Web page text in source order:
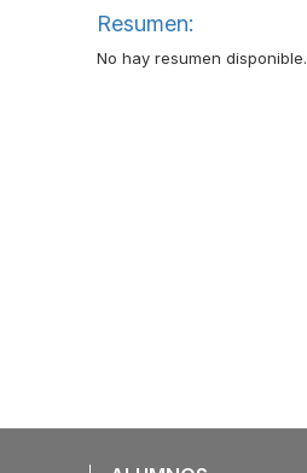
Resumen:
No hay resumen disponible.